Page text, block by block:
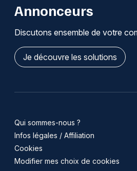
Mon email
Je m'abonne
Annonceurs
Discutons ensemble de votre
Je découvre les solutions
Qui sommes-nous ?
Infos légales / Affiliation
Cookies
Modifier mes choix de cookies